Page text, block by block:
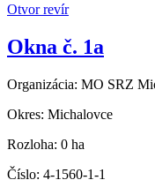
Otvor revír
Okna č. 1a
Organizácia: MO SRZ
Okres: Michalovce
Rozloha: 0 ha
Číslo: 4-1560-1-1